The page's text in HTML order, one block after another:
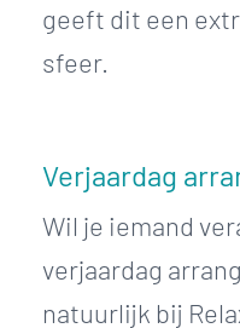
geeft dit een
sfeer.
Verjaardag
Wil je iemand
verjaardag
natuurlijk bij